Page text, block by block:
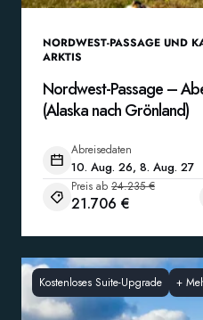
NORDWEST-PASSAGE UND
ARKTIS
Nordwest-Passage –
(Alaska nach Grönland)
Abreisedaten
10. Aug. 26, 8. Aug. 27
Preis ab 24.235 €
21.706 €
Kostenloses Suite-Upgrade +